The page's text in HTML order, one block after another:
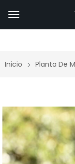
Inicio Planta De